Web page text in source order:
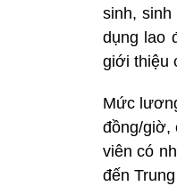
sinh,
dụng lao
giới thiệu
Mức
đồng/giờ,
viên có
đến